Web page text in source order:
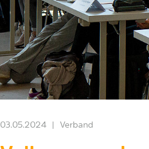
03.05.2024 Verband